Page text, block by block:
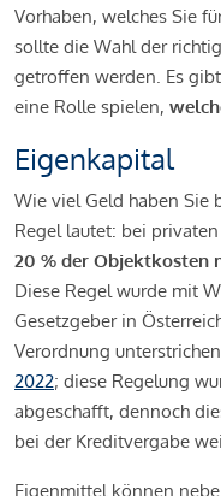
Vorhaben, welches Sie
sollte die Wahl der
getroffen werden. Es
eine Rolle spielen,
Eigenkapital
Wie viel Geld haben Sie
Regel lautet: bei
20 % der Objektkosten
Diese Regel wurde mit
Gesetzgeber in
Verordnung
2022; diese Regelung
abgeschafft, dennoch
bei der Kreditvergabe
Eigenmittel können